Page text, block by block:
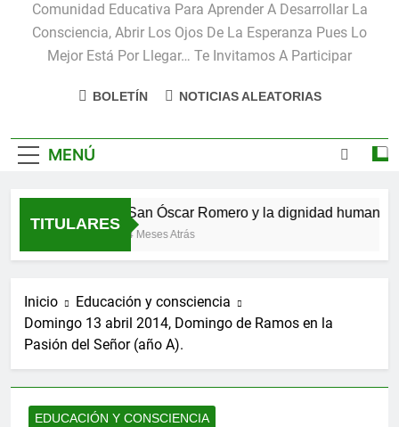
🌸 La fuerza olvidada de la ternura
«La kinesina y la felicidad: cómo una proteína
Comunidad Educativa Para Aprender A Desarrollar La
Consciencia, Abrir Los Ojos De La Esperanza Pues Lo
Mejor Está Por Llegar… Te Invitamos A Participar
BOLETÍN NOTICIAS ALEATORIAS
MENÚ
TITULARES
San Óscar Romero y la dignidad humana
4 Meses Atrás
Inicio
Educación y consciencia
Domingo 13 abril 2014, Domingo de Ramos en la
Pasión del Señor (año A).
EDUCACIÓN Y CONSCIENCIA